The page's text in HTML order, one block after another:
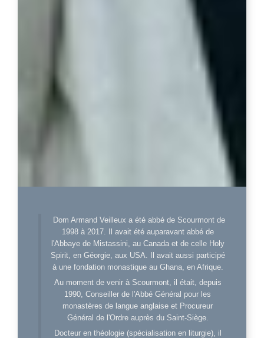
Dom Armand Veilleux a été abbé de Scourmont de
1998 à 2017. Il avait été auparavant abbé de
l'Abbaye de Mistassini, au Canada et de celle Holy
Spirit, en Géorgie, aux USA. Il avait aussi participé
à une fondation monastique au Ghana, en Afrique.
Au moment de venir à Scourmont, il était, depuis
1990, Conseiller de l'Abbé Général pour les
monastères de langue anglaise et Procureur
Général de l'Ordre auprès du Saint-Siège.
Docteur en théologie (spécialisation en liturgie), il